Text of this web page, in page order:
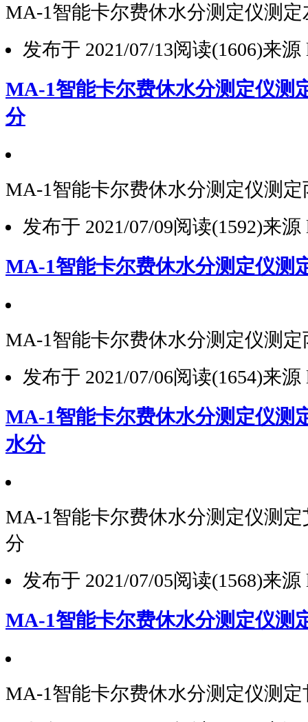
MA-1智能卡尔费休水分测定仪测
发布于 2021/07/13阅读(1606)来源
MA-1智能卡尔费休水分测定仪测
分
MA-1智能卡尔费休水分测定仪测
发布于 2021/07/09阅读(1592)来源
MA-1智能卡尔费休水分测定仪测
MA-1智能卡尔费休水分测定仪测
发布于 2021/07/06阅读(1654)来源
MA-1智能卡尔费休水分测定仪测
水分
MA-1智能卡尔费休水分测定仪测
分
发布于 2021/07/05阅读(1568)来源
MA-1智能卡尔费休水分测定仪测
MA-1智能卡尔费休水分测定仪测